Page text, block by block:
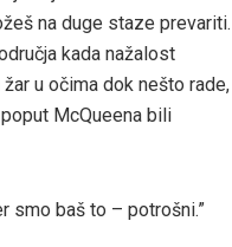
na duge staze prevariti.
kada nažalost
u očima dok nešto rade,
McQueena bili
smo baš to – potrošni.”